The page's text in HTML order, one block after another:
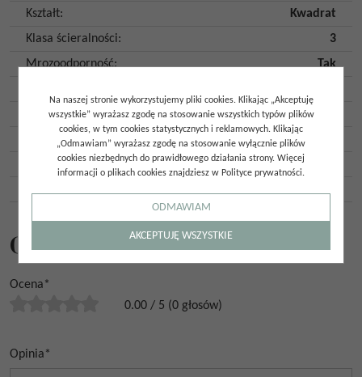
Kształt:
Kwadrat
Klasa ścieralności:
3
Mrozoodporność:
Tak
Ilość szt. w opakowaniu:
Ilość m2 w opakowaniu:
Gatunek:
Opinie
Ocena*
0.00 / 5 (0 głosów)
Opinia*
Na naszej stronie wykorzystujemy pliki cookies. Klikając „Akceptuję
wszystkie” wyrażasz zgodę na stosowanie wszystkich typów plików
cookies, w tym cookies statystycznych i reklamowych. Klikając
„Odmawiam” wyrażasz zgodę na stosowanie wyłącznie plików
cookies niezbędnych do prawidłowego działania strony. Więcej
informacji o plikach cookies znajdziesz w Polityce prywatności.
ODMAWIAM
AKCEPTUJĘ WSZYSTKIE